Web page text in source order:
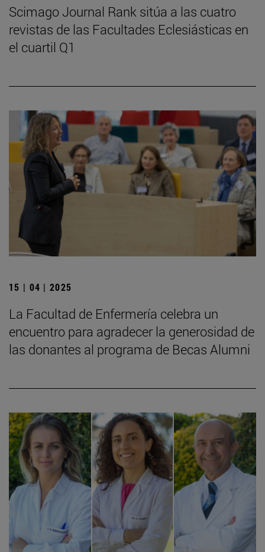
Scimago Journal Rank sitúa a las cuatro
revistas de las Facultades Eclesiásticas en
el cuartil Q1
15 | 04 | 2025
La Facultad de Enfermería celebra un
encuentro para agradecer la generosidad de
las donantes al programa de Becas Alumni